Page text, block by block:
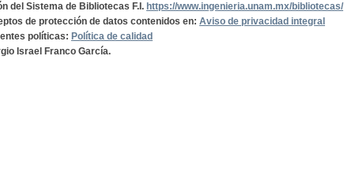
del Sistema de Bibliotecas F.I. https://www.ingenieria.unam.mx/bibliotecas/
de protección de datos contenidos en: Aviso de privacidad integral
políticas: Política de calidad
Israel Franco García.